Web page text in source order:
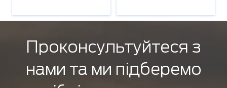
Проконсультуйтеся з
нами та ми підберемо